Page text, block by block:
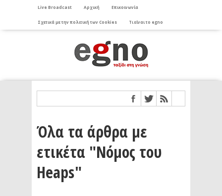
Live Broadcast Αρχική Επικοινωνία
Σχετικά με την πολιτική των Cookies Τι είναι το egno
Όλα τα άρθρα με
ετικέτα "Νόμος του
Heaps"